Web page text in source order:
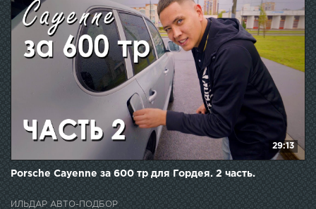
29:13
Porsche Cayenne за 600 тр для Гордея. 2 часть.
ИЛЬДАР АВТО-ПОДБОР